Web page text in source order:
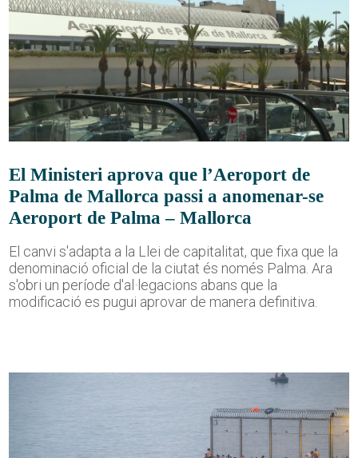
El Ministeri aprova que l’Aeroport de
Palma de Mallorca passi a anomenar-se
Aeroport de Palma – Mallorca
El canvi s'adapta a la Llei de capitalitat, que fixa que la
denominació oficial de la ciutat és només Palma. Ara
s'obri un període d'al·legacions abans que la
modificació es pugui aprovar de manera definitiva.